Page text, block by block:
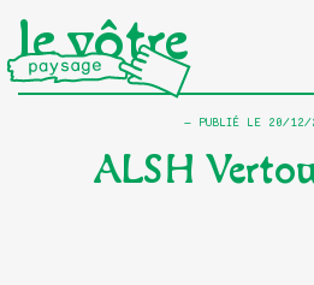
le vôtre
PUBLIÉ LE 20/12/
ALSH